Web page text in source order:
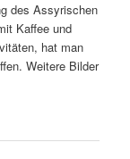
des Assyrischen
Kaffee und
hat man
Weitere Bilder